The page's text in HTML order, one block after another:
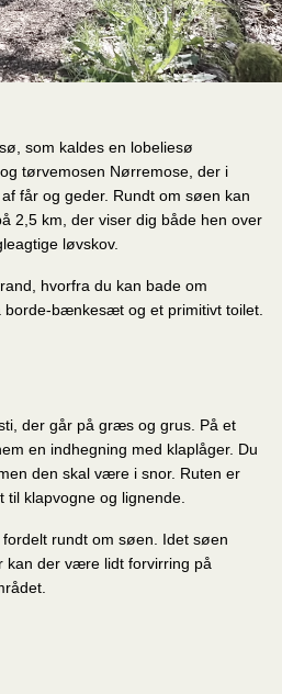
som kaldes en lobeliesø
tørvemosen Nørremose, der i
får og geder. Rundt om søen kan
2,5 km, der viser dig både hen over
løvskov.
hvorfra du kan bade om
borde-bænkesæt og et primitivt toilet.
der går på græs og grus. På et
en indhegning med klaplåger. Du
den skal være i snor. Ruten er
klapvogne og lignende.
rundt om søen. Idet søen
kan der være lidt forvirring på